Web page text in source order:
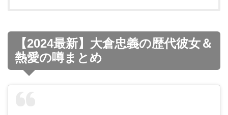
【2024最新】大倉忠義の歴代彼女＆
熱愛の噂まとめ